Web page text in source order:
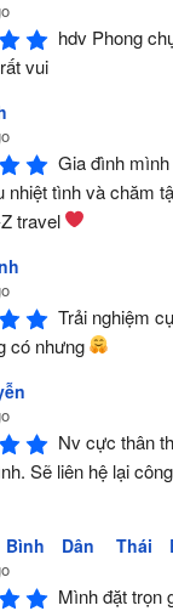
hdv Phong
vui
Gia đình
nhiệt tình và chăm
travel
Trải nghiệm
có nhưng
Nv cực thân
Sẽ liên hệ lại
Dân Thái
Mình đặt trọn